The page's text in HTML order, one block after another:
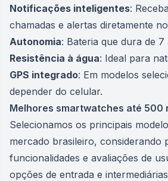
Notificações inteligentes:
chamadas e alertas diretamente
Autonomia: Bateria que dura de 7
Resistência à água: Ideal para
GPS integrado: Em modelos
depender do celular.
Melhores smartwatches até 500
Selecionamos os principais
mercado brasileiro, considerando
funcionalidades e avaliações de
opções de entrada e